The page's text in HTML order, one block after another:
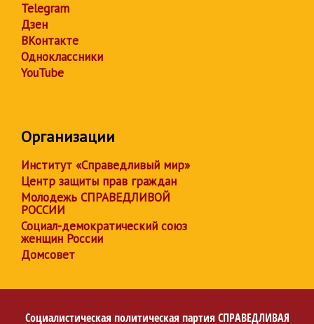
Telegram
Дзен
ВКонтакте
Одноклассники
YouTube
Организации
Институт «Справедливый мир»
Центр защиты прав граждан
Молодежь СПРАВЕДЛИВОЙ
РОССИИ
Социал-демократический союз
женщин России
Домсовет
Социалистическая политическая партия СПРАВЕДЛИВАЯ